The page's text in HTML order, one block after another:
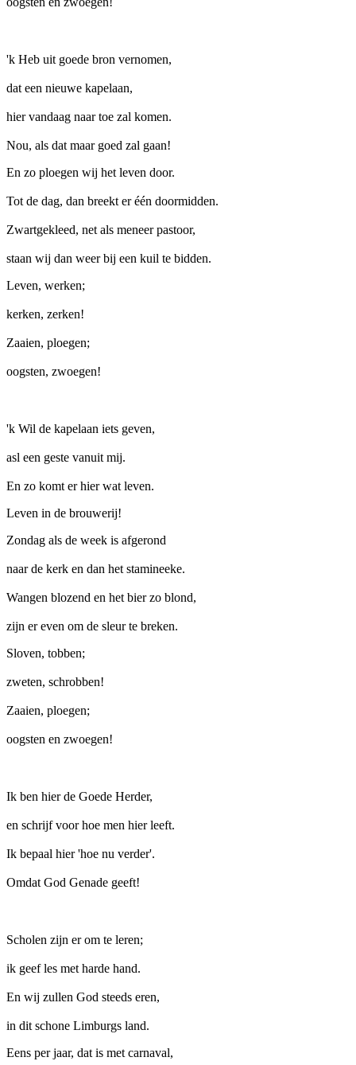
'k Heb uit goede bron vernomen,
dat een nieuwe kapelaan,
hier vandaag naar toe zal komen.
Nou, als dat maar goed zal gaan!
En zo ploegen wij het leven door.
Tot de dag, dan breekt er één doormidden.
Zwartgekleed, net als meneer pastoor,
staan wij dan weer bij een kuil te bidden.
Leven, werken;
kerken, zerken!
Zaaien, ploegen;
oogsten, zwoegen!
'k Wil de kapelaan iets geven,
asl een geste vanuit mij.
En zo komt er hier wat leven.
Leven in de brouwerij!
Zondag als de week is afgerond
naar de kerk en dan het stamineeke.
Wangen blozend en het bier zo blond,
zijn er even om de sleur te breken.
Sloven, tobben;
zweten, schrobben!
Zaaien, ploegen;
oogsten en zwoegen!
Ik ben hier de Goede Herder,
en schrijf voor hoe men hier leeft.
Ik bepaal hier 'hoe nu verder'.
Omdat God Genade geeft!
Scholen zijn er om te leren;
ik geef les met harde hand.
En wij zullen God steeds eren,
in dit schone Limburgs land.
Eens per jaar, dat is met carnaval,